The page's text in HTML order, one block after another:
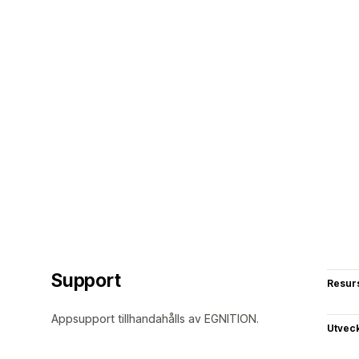
Support
Appsupport tillhandahålls av EGNITION.